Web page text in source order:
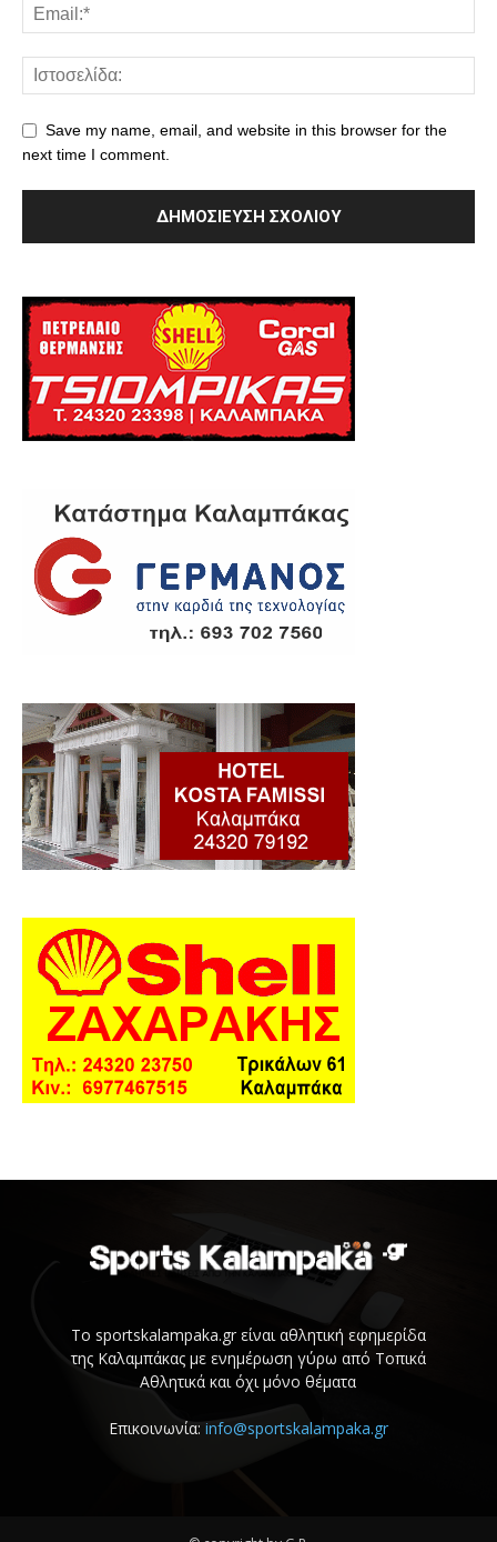
Save my name, email, and website in this browser for the
next time I comment.
Το sportskalampaka.gr είναι αθλητική εφημερίδα
της Καλαμπάκας με ενημέρωση γύρω από Τοπικά
Αθλητικά και όχι μόνο θέματα
Επικοινωνία: info@sportskalampaka.gr